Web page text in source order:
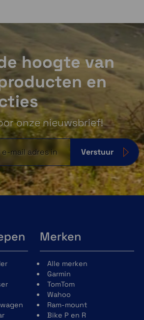
hoogte van
en
onze nieuwsbrief!
Verstuur
Merken
Alle merken
Garmin
TomTom
Wahoo
Ram-mount
Bike P en R